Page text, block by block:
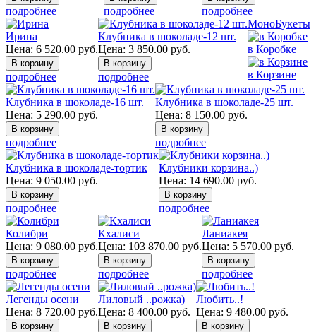
подробнее подробнее подробнее
Ирина
Цена: 6 520.00 руб.
подробнее
Клубника в шоколаде-12 шт.
Цена: 3 850.00 руб.
подробнее
Клубника в шоколаде-16 шт.
Цена: 5 290.00 руб.
подробнее
Клубника в шоколаде-25 шт.
Цена: 8 150.00 руб.
подробнее
Клубника в шоколаде-тортик
Цена: 9 050.00 руб.
подробнее
Клубники корзина..)
Цена: 14 690.00 руб.
подробнее
Колибри
Цена: 9 080.00 руб.
подробнее
Кхалиси
Цена: 103 870.00 руб.
подробнее
Ланиакея
Цена: 5 570.00 руб.
подробнее
Легенды осени
Цена: 8 720.00 руб.
Лиловый ..рожка)
Цена: 8 400.00 руб.
Любить..!
Цена: 9 480.00 руб.
МоноБукеты
в Коробке
в Корзине